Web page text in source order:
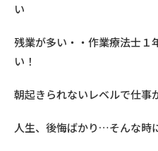
い
残業が多い・・作業療法士１
い！
朝起きられないレベルで仕
人生、後悔ばかり…そんな時